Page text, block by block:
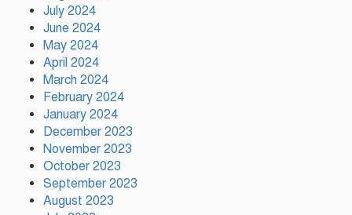
July 2024
June 2024
May 2024
April 2024
March 2024
February 2024
January 2024
December 2023
November 2023
October 2023
September 2023
August 2023